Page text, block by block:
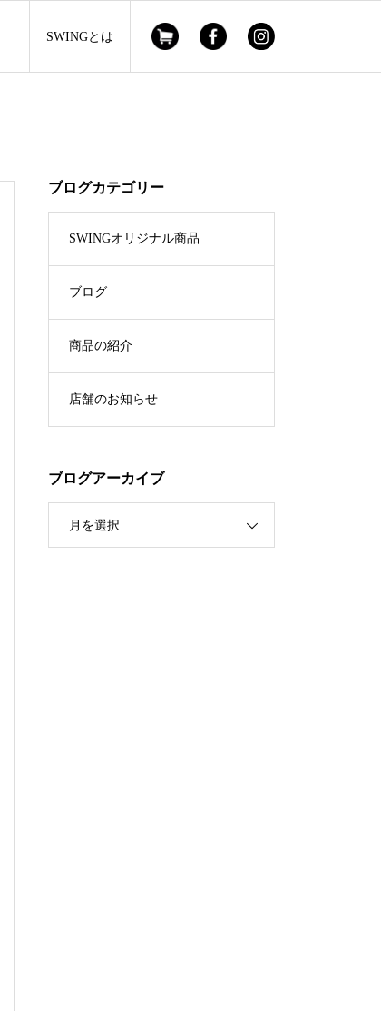
SWINGとは
ブログカテゴリー
SWINGオリジナル商品
ブログ
商品の紹介
店舗のお知らせ
ブログアーカイブ
月を選択